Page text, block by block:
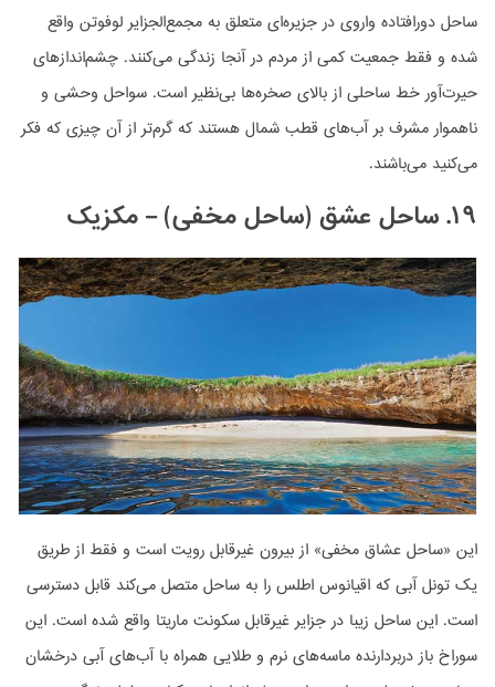
ساحل دورافتاده واروی در جزیره‌ای متعلق به مجمع‌الجزایر لوفوتن واقع
شده و فقط جمعیت کمی از مردم در آنجا زندگی می‌کنند. چشم‌اندازهای
حیرت‌آور خط ساحلی از بالای صخره‌ها بی‌نظیر است. سواحل وحشی و
ناهموار مشرف بر آب‌های قطب شمال هستند که گرم‌تر از آن چیزی که فکر
می‌کنید می‌باشند.
۱۹. ساحل عشق (ساحل مخفی) – مکزیک
این «ساحل عشاق مخفی» از بیرون غیرقابل رویت است و فقط از طریق
یک تونل آبی که اقیانوس اطلس را به ساحل متصل می‌کند قابل دسترسی
است. این ساحل زیبا در جزایر غیرقابل سکونت ماریتا واقع شده است. این
سوراخ باز دربردارنده ماسه‌های نرم و طلایی همراه با آب‌های آبی درخشان